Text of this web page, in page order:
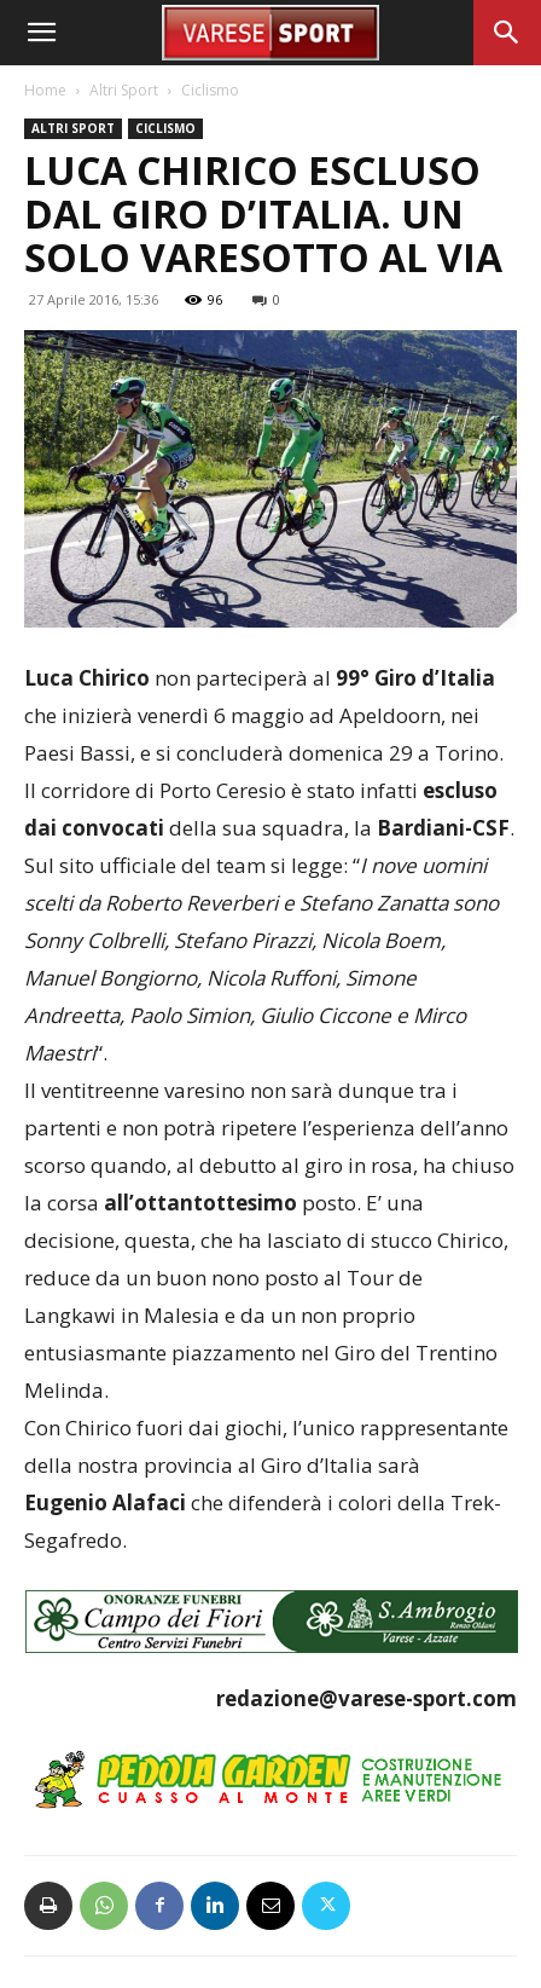
Home Altri Sport Ciclismo
ALTRI SPORT CICLISMO
LUCA CHIRICO ESCLUSO
DAL GIRO D’ITALIA. UN
SOLO VARESOTTO AL VIA
27 Aprile 2016, 15:36 96 0
Luca Chirico non parteciperà al 99° Giro d’Italia
che inizierà venerdì 6 maggio ad Apeldoorn, nei
Paesi Bassi, e si concluderà domenica 29 a Torino.
Il corridore di Porto Ceresio è stato infatti escluso
dai convocati della sua squadra, la Bardiani-CSF.
Sul sito ufficiale del team si legge: “I nove uomini
scelti da Roberto Reverberi e Stefano Zanatta sono
Sonny Colbrelli, Stefano Pirazzi, Nicola Boem,
Manuel Bongiorno, Nicola Ruffoni, Simone
Andreetta, Paolo Simion, Giulio Ciccone e Mirco
Maestri“.
Il ventitreenne varesino non sarà dunque tra i
partenti e non potrà ripetere l’esperienza dell’anno
scorso quando, al debutto al giro in rosa, ha chiuso
la corsa all’ottantottesimo posto. E’ una
decisione, questa, che ha lasciato di stucco Chirico,
reduce da un buon nono posto al Tour de
Langkawi in Malesia e da un non proprio
entusiasmante piazzamento nel Giro del Trentino
Melinda.
Con Chirico fuori dai giochi, l’unico rappresentante
della nostra provincia al Giro d’Italia sarà
Eugenio Alafaci che difenderà i colori della Trek-
Segafredo.
redazione@varese-sport.com